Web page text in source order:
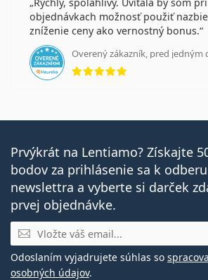
objednávkach možnosť použiť
zníženie ceny ako vernostný bonus.
Overený zákazník, pred jedným
hodnotenie 5 z 5
Prvýkrát na Lentiamo? Získajte
bodov za prihlásenie sa k
newslettra a vyberte si darček
prvej objednávke.
E-mail
Odoslaním vyjadrujete súhlas so
osobných údajov.